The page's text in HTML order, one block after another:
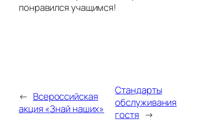
понравился учащимся!
← Всероссийская
акция «Знай наших»
Стандарты
обслуживания
гостя →